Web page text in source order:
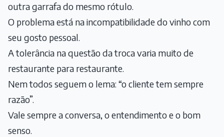
outra garrafa do mesmo rótulo.
O problema está na incompatibilidade do vinho com
seu gosto pessoal.
A tolerância na questão da troca varia muito de
restaurante para restaurante.
Nem todos seguem o lema: “o cliente tem sempre
razão”.
Vale sempre a conversa, o entendimento e o bom
senso.